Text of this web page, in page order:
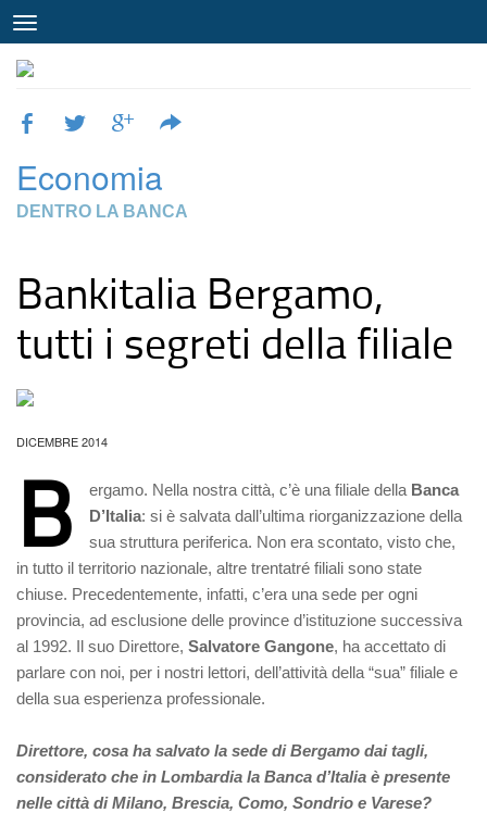
Economia
DENTRO LA BANCA
Bankitalia Bergamo,
tutti i segreti della filiale
DICEMBRE 2014
B ergamo. Nella nostra città, c’è una filiale della Banca
D’Italia: si è salvata dall’ultima riorganizzazione della
sua struttura periferica. Non era scontato, visto che,
in tutto il territorio nazionale, altre trentatré filiali sono state
chiuse. Precedentemente, infatti, c’era una sede per ogni
provincia, ad esclusione delle province d’istituzione successiva
al 1992. Il suo Direttore, Salvatore Gangone, ha accettato di
parlare con noi, per i nostri lettori, dell’attività della “sua” filiale e
della sua esperienza professionale.
Direttore, cosa ha salvato la sede di Bergamo dai tagli,
considerato che in Lombardia la Banca d’Italia è presente
nelle città di Milano, Brescia, Como, Sondrio e Varese?